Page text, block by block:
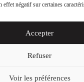
effet négatif sur certaines
Accepter
Refuser
Voir les préférences
arènes 57000 Metz
loi 1908